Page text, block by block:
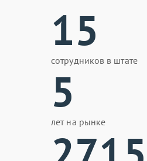
15
сотрудников в штате
5
лет на рынке